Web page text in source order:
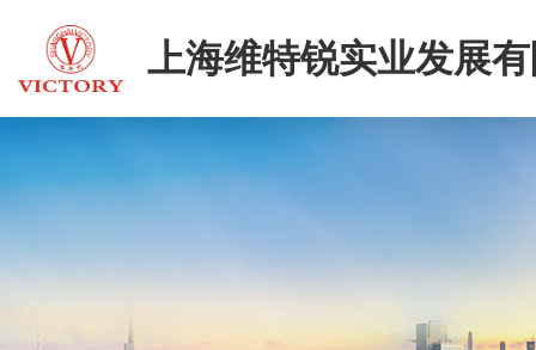
上海维特锐实业发展